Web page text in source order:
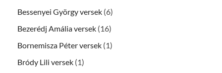
Bessenyei György versek (6)
Bezerédj Amália versek (16)
Bornemisza Péter versek (1)
Bródy Lili versek (1)